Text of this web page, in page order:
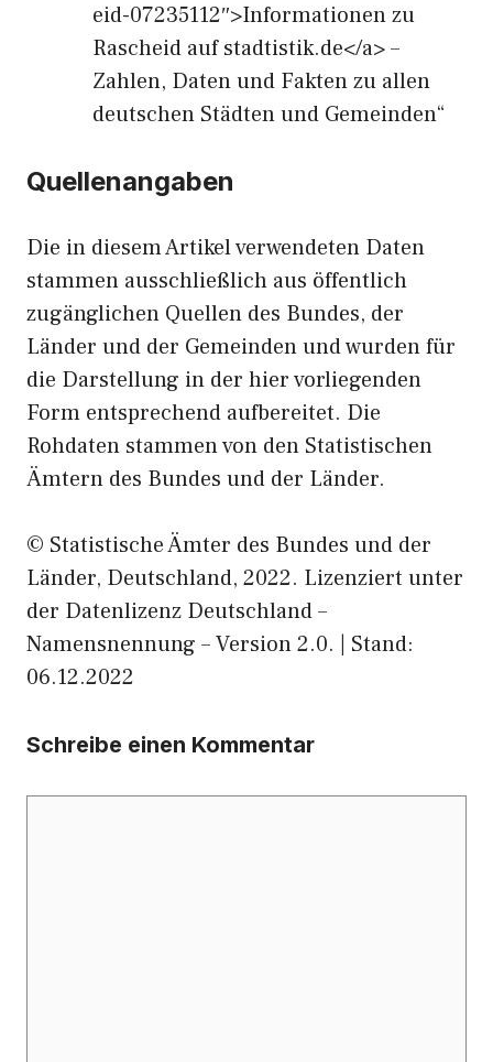
eid-07235112″>Informationen zu
Rascheid auf stadtistik.de</a> –
Zahlen, Daten und Fakten zu allen
deutschen Städten und Gemeinden“
Quellenangaben
Die in diesem Artikel verwendeten Daten
stammen ausschließlich aus öffentlich
zugänglichen Quellen des Bundes, der
Länder und der Gemeinden und wurden für
die Darstellung in der hier vorliegenden
Form entsprechend aufbereitet. Die
Rohdaten stammen von den Statistischen
Ämtern des Bundes und der Länder.
© Statistische Ämter des Bundes und der
Länder, Deutschland, 2022. Lizenziert unter
der Datenlizenz Deutschland –
Namensnennung – Version 2.0. | Stand:
06.12.2022
Schreibe einen Kommentar